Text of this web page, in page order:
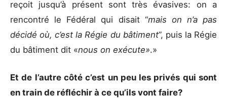
reçoit jusqu’à présent sont très évasives: on a
rencontré le Fédéral qui disait “mais on n’a pas
décidé où, c’est la Régie du bâtiment”, puis la Régie
du bâtiment dit «nous on exécute».»
Et de l’autre côté c’est un peu les privés qui sont
en train de réfléchir à ce qu’ils vont faire?